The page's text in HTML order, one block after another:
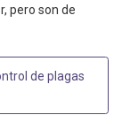
pero son de
de plagas